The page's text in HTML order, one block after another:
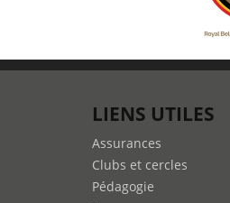
LIENS UTILES
Assurances
Clubs et cercles
Pédagogie